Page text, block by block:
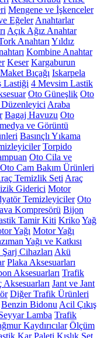
Mengene ve İşkenceler
Eğeler Anahtarlar
Açık Ağız Anahtar
Anahtarı Yıldız
Kombine Anahtar
Keser Kargaburun
Maket Bıçağı Iskarpela
Lastiği 4 Mevsim Lastik
Oto Güneşlik Oto
Araba
Bagaj Havuzu Oto
ve Görüntü
Basınçlı Yıkama
Torpido
Oto Cila ve
Oto Cam Bakım Ürünleri
Temizlik Seti Araç
Giderici Motor
Temizleyiciler Oto
Kompresörü Bijon
Tamir Kiti KrikoYağ
Yağı Motor Yağı
Yağı ve Katkısı
Cihazları Akü
Plaka Aksesuarları
Aksesuarları Trafik
Jant ve Jant
Diğer Trafik Ürünleri
Benzin Bidonu Acil Çıkış
Lamba Trafik
Kaydırıcılar Ölçüm
Kar Paleti Kışlık Set